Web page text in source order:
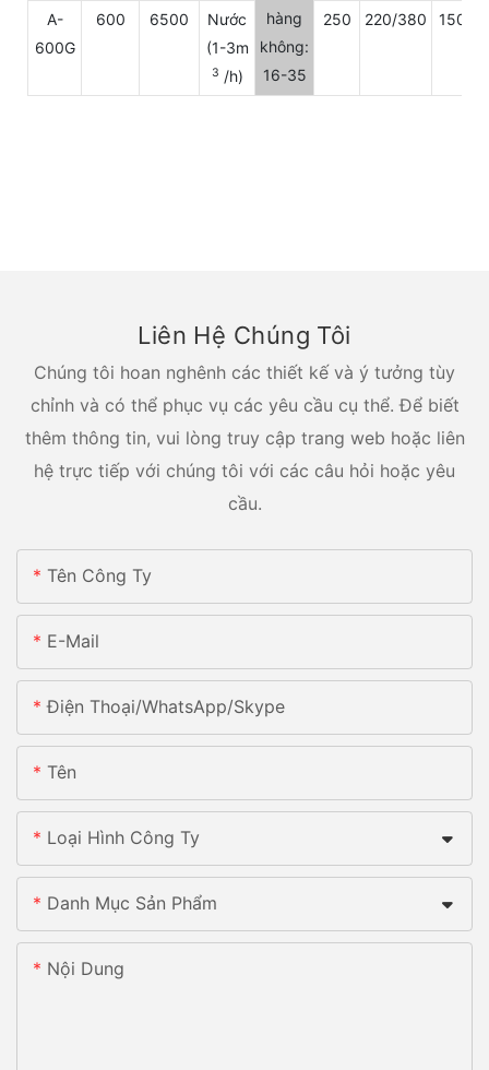
hàng
không:
16-35
A-
600G
600 6500
Nước
(1-3m
3 /h)
250 220/380 1500
Liên Hệ Chúng Tôi
Chúng tôi hoan nghênh các thiết kế và ý tưởng tùy
chỉnh và có thể phục vụ các yêu cầu cụ thể. Để biết
thêm thông tin, vui lòng truy cập trang web hoặc liên
hệ trực tiếp với chúng tôi với các câu hỏi hoặc yêu
cầu.
Tên Công Ty
E-Mail
Điện Thoại/whatsApp/skype
Tên
Loại Hình Công Ty
Danh Mục Sản Phẩm
Nội Dung